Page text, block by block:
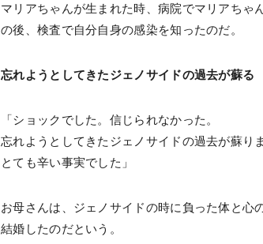
マリアちゃんが生まれた時、病院でマリアちゃ
の後、検査で自分自身の感染を知ったのだ。
忘れようとしてきたジェノサイドの過去が蘇る
「ショックでした。信じられなかった。
忘れようとしてきたジェノサイドの過去が蘇り
とても辛い事実でした」
お母さんは、ジェノサイドの時に負った体と心
結婚したのだという。